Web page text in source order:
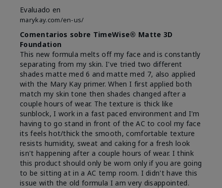
Evaluado en
marykay.com/en-us/
Comentarios sobre TimeWise® Matte 3D
Foundation
This new formula melts off my face and is constantly
separating from my skin. I've tried two different
shades matte med 6 and matte med 7, also applied
with the Mary Kay primer. When I first applied both
match my skin tone then shades changed after a
couple hours of wear. The texture is thick like
sunblock, I work in a fast paced environment and I'm
having to go stand in front of the AC to cool my face
its feels hot/thick the smooth, comfortable texture
resists humidity, sweat and caking for a fresh look
isn't happening after a couple hours of wear. I think
this product should only be worn only if you are going
to be sitting at in a AC temp room. I didn't have this
issue with the old formula I am very disappointed.